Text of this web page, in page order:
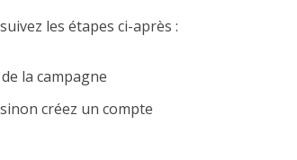
les étapes ci-après :
la campagne
créez un compte